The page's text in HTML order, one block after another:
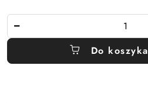
Do koszyka